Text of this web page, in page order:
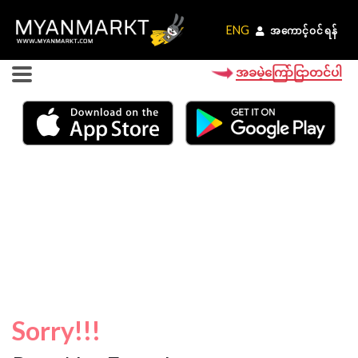
ENG အကောင့်ဝင်ရန်
ENG အကောင့်ဝင်ရန်
အခမဲ့ကြော်ငြာတင်ပါ
Sorry!!!